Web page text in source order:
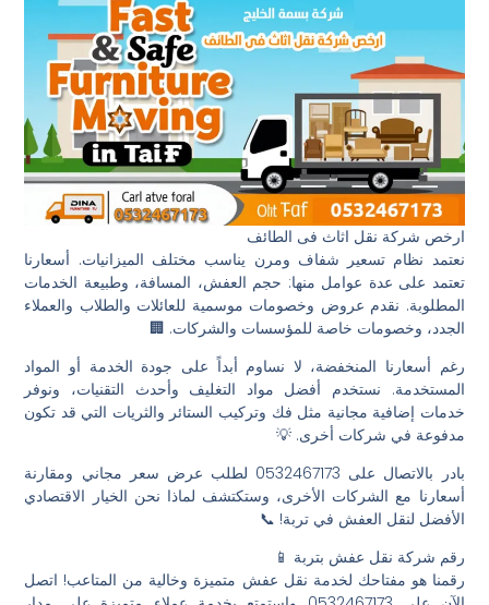
ارخص شركة نقل اثاث فى الطائف
نعتمد نظام تسعير شفاف ومرن يناسب مختلف الميزانيات. أسعارنا
تعتمد على عدة عوامل منها: حجم العفش، المسافة، وطبيعة الخدمات
المطلوبة. نقدم عروض وخصومات موسمية للعائلات والطلاب والعملاء
الجدد، وخصومات خاصة للمؤسسات والشركات. 🏢
رغم أسعارنا المنخفضة، لا نساوم أبداً على جودة الخدمة أو المواد
المستخدمة. نستخدم أفضل مواد التغليف وأحدث التقنيات، ونوفر
خدمات إضافية مجانية مثل فك وتركيب الستائر والثريات التي قد تكون
مدفوعة في شركات أخرى. 💡
بادر بالاتصال على 0532467173 لطلب عرض سعر مجاني ومقارنة
أسعارنا مع الشركات الأخرى، وستكتشف لماذا نحن الخيار الاقتصادي
الأفضل لنقل العفش في تربة! 📞
رقم شركة نقل عفش بتربة 📱
رقمنا هو مفتاحك لخدمة نقل عفش متميزة وخالية من المتاعب! اتصل